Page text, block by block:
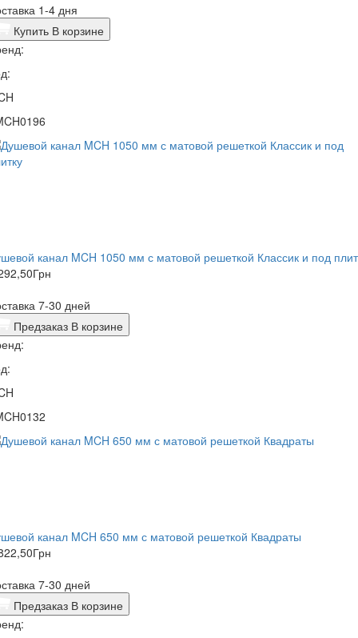
1-4 дня
Купить В корзине
канал MCH 1050 мм с матовой решеткой Классик и под
Грн
7-30 дней
Предзаказ В корзине
канал MCH 650 мм с матовой решеткой Квадраты
Грн
7-30 дней
Предзаказ В корзине